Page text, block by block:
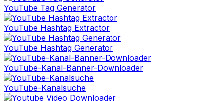
YouTube Tag Generator
YouTube Hashtag Extractor
YouTube Hashtag Generator
YouTube-Kanal-Banner-Downloader
YouTube-Kanalsuche